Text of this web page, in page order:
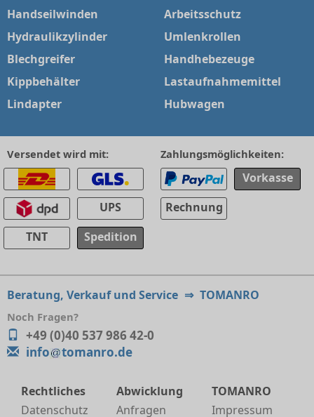
Handseilwinden
Hydraulikzylinder
Blechgreifer
Kippbehälter
Lindapter
Arbeitsschutz
Umlenkrollen
Handhebezeuge
Lastaufnahmemittel
Hubwagen
Versendet wird mit:
UPS
TNT
Spedition
Zahlungsmöglichkeiten:
Vorkasse
Rechnung
Beratung, Verkauf und Service ⇒ TOMANRO
Noch Fragen?
+49 (0)40 537 986 42-0
info
tomanro.de
Rechtliches
Datenschutz
Abwicklung
Anfragen
TOMANRO
Impressum